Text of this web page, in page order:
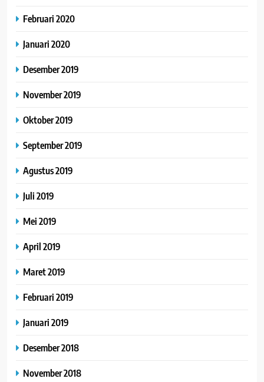
Februari 2020
Januari 2020
Desember 2019
November 2019
Oktober 2019
September 2019
Agustus 2019
Juli 2019
Mei 2019
April 2019
Maret 2019
Februari 2019
Januari 2019
Desember 2018
November 2018